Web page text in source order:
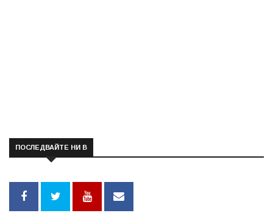
ПОСЛЕДВАЙТЕ НИ В